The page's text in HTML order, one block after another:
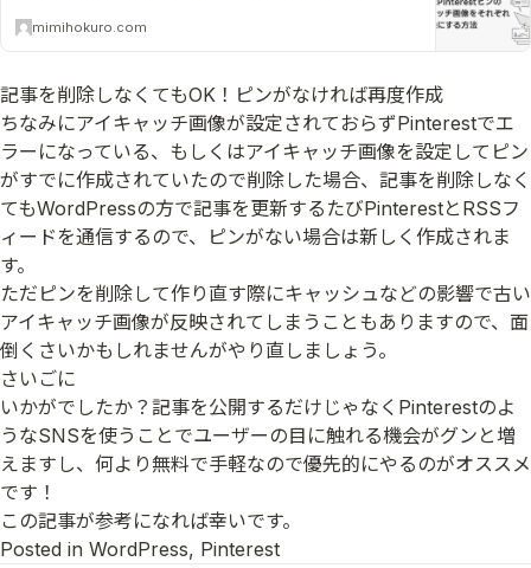
mimihokuro.com
記事を削除しなくてもOK！ピンがなければ再度作成
ちなみにアイキャッチ画像が設定されておらずPinterestでエ
ラーになっている、もしくはアイキャッチ画像を設定してピン
がすでに作成されていたので削除した場合、記事を削除しなく
てもWordPressの方で記事を更新するたびPinterestとRSSフ
ィードを通信するので、ピンがない場合は新しく作成されま
す。
ただピンを削除して作り直す際にキャッシュなどの影響で古い
アイキャッチ画像が反映されてしまうこともありますので、面
倒くさいかもしれませんがやり直しましょう。
さいごに
いかがでしたか？記事を公開するだけじゃなくPinterestのよ
うなSNSを使うことでユーザーの目に触れる機会がグンと増
えますし、何より無料で手軽なので優先的にやるのがオススメ
です！
この記事が参考になれば幸いです。
Posted in WordPress, Pinterest